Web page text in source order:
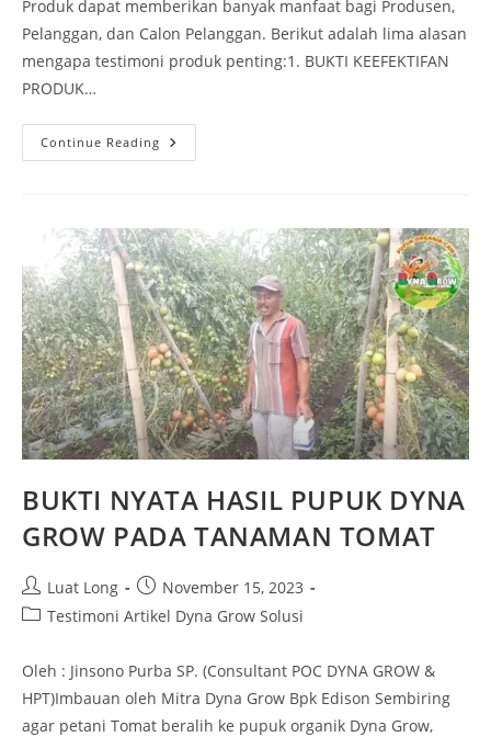
Produk dapat memberikan banyak manfaat bagi Produsen,
Pelanggan, dan Calon Pelanggan. Berikut adalah lima alasan
mengapa testimoni produk penting:1. BUKTI KEEFEKTIFAN
PRODUK…
Continue Reading
BUKTI NYATA HASIL PUPUK DYNA
GROW PADA TANAMAN TOMAT
Luat Long
November 15, 2023
Testimoni Artikel Dyna Grow Solusi
Oleh : Jinsono Purba SP. (Consultant POC DYNA GROW &
HPT)Imbauan oleh Mitra Dyna Grow Bpk Edison Sembiring
agar petani Tomat beralih ke pupuk organik Dyna Grow,